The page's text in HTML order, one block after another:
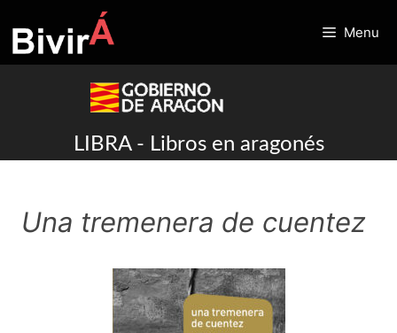
to
content
Menu
LIBRA - Libros en aragonés
Una tremenera de cuentez